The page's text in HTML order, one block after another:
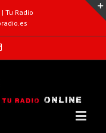
Tu Radio